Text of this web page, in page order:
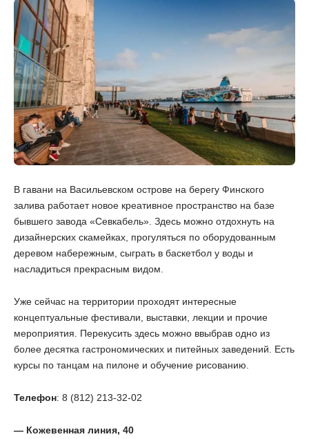
В гавани на Васильевском острове на берегу Финского
залива работает новое креативное пространство на базе
бывшего завода «Севкабель». Здесь можно отдохнуть на
дизайнерских скамейках, прогуляться по оборудованным
деревом набережным, сыграть в баскетбол у воды и
насладиться прекрасным видом.
Уже сейчас на территории проходят интересные
концептуальные фестивали, выставки, лекции и прочие
мероприятия. Перекусить здесь можно ввыбрав одно из
более десятка гастрономических и питейных заведений. Есть
курсы по танцам на пилоне и обучение рисованию.
Телефон: 8 (812) 213-32-02
— Кожевенная линия, 40